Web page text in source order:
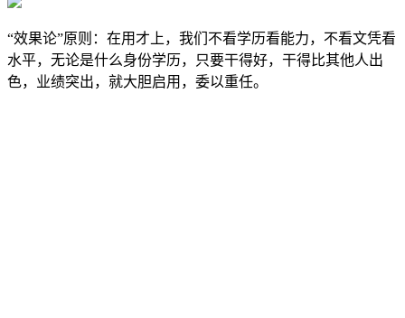
“效果论”原则：在用才上，我们不看学历看能力，不看文凭看
水平，无论是什么身份学历，只要干得好，干得比其他人出
色，业绩突出，就大胆启用，委以重任。